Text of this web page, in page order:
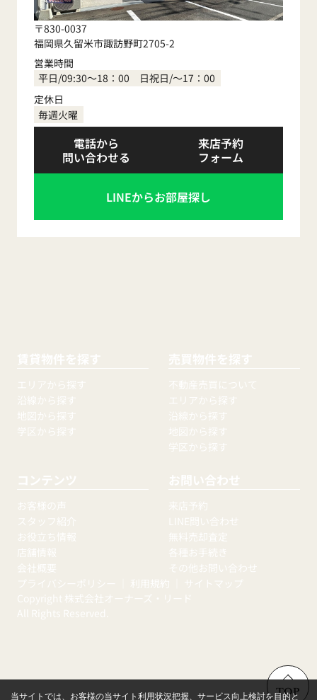
〒830-0037
福岡県久留米市諏訪野町2705-2
営業時間
平日/09:30～18：00 日祝日/～17：00
定休日
毎週火曜
電話から
問い合わせる
来店予約
フォーム
LINEからお部屋探し
賃貸物件を探す
エリアから探す
沿線から探す
地図から探す
学区から探す
売買物件を探す
不動産売買について
エリアから探す
沿線から探す
地図から探す
学区から探す
コンテンツ
お客様の声
スタッフ紹介
お役立ち情報
店舗情報
会社概要
お問い合わせ
来店予約
LINE問い合わせ
無料売却査定
各種お手続き
その他お問い合わせ
プライバシーポリシー
利用規約
サイトマップ
Copyright 株式会社オーナーズ・リード
All Rights Reserved.
TOP
当サイトでは、お客様の当サイト利用状況把握、サービス向上検討を目的と